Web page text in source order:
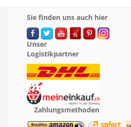
Sie finden uns auch hier
Unser
Logistikpartner
Zahlungsmethoden